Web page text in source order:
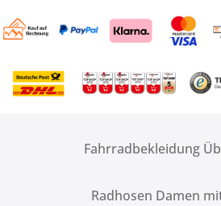
Fahrradbekleidung
Radhosen Damen